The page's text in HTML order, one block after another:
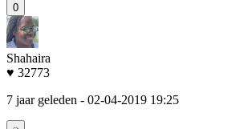
0
Shahaira
♥ 32773
7 jaar geleden - 02-04-2019 19:25